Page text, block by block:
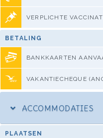
VERPLICHTE
BETALING
BANKKAARTEN
VAKANTIECHEQUE
ACCOMMODATIES
PLAATSEN